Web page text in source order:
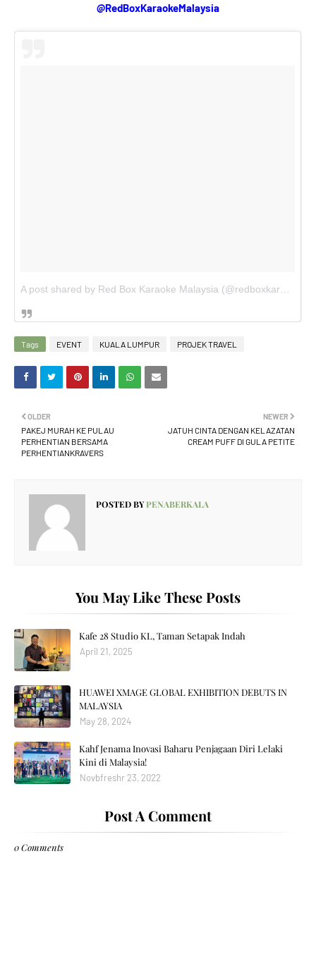
@RedBoxKaraokeMalaysia
Tags EVENT KUALA LUMPUR PROJEK TRAVEL
NEWER
JATUH CINTA DENGAN KELAZATAN
CREAM PUFF DI GULA PETITE
OLDER
PAKEJ MURAH KE PULAU
PERHENTIAN BERSAMA
PERHENTIANKRAVERS
POSTED BYPENABERKALA
You May Like These Posts
Kafe 28 Studio KL, Taman Setapak Indah
April 21, 2025
HUAWEI XMAGE GLOBAL EXHIBITION DEBUTS IN
MALAYSIA
May 28, 2024
Kahf Jenama Inovasi Baharu Penjagaan Diri Lelaki
Kini di Malaysia!
Novbfreshr 23, 2022
Post A Comment
0 Comments